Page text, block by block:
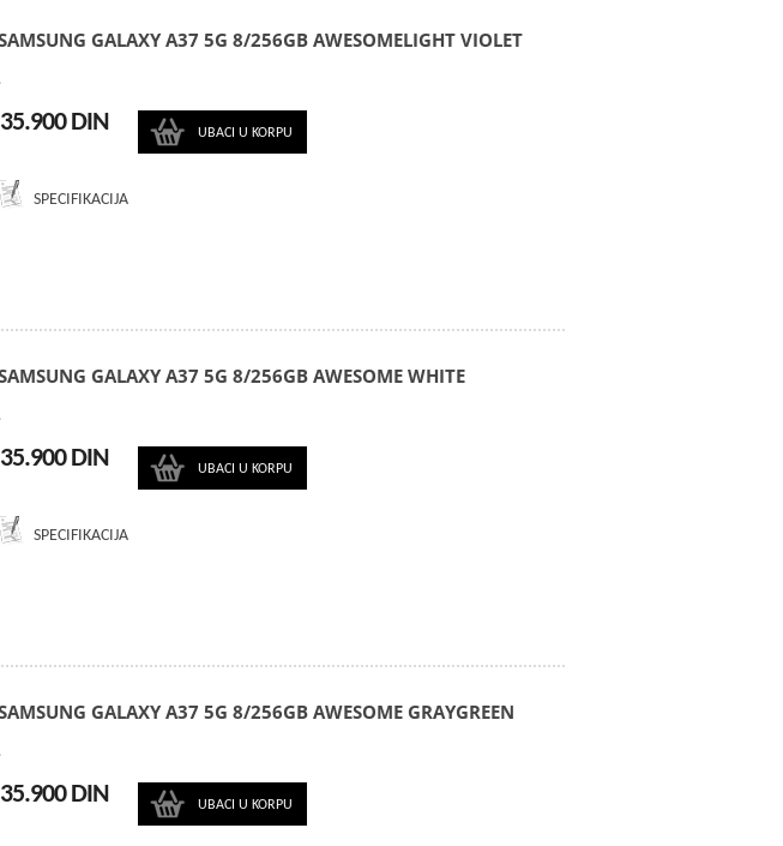
GALAXY A37 5G 8/256GB AWESOMELIGHT VIOLET
.
35.900 DIN UBACI U KORPU
SPECIFIKACIJA
GALAXY A37 5G 8/256GB AWESOME WHITE
.
35.900 DIN UBACI U KORPU
SPECIFIKACIJA
GALAXY A37 5G 8/256GB AWESOME GRAYGREEN
.
35.900 DIN UBACI U KORPU